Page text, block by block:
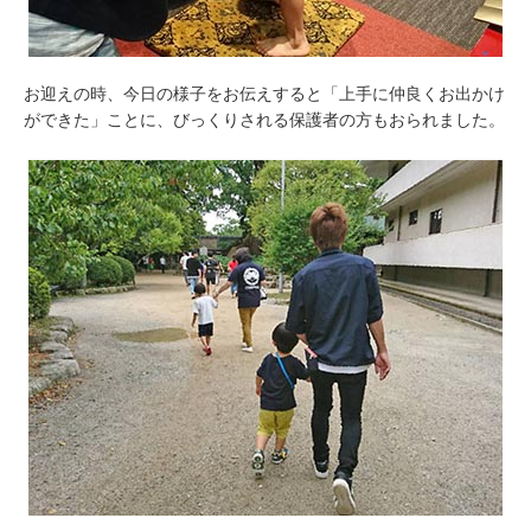
お迎えの時、今日の様子をお伝えすると「上手に仲良くお出かけ
ができた」ことに、びっくりされる保護者の方もおられました。